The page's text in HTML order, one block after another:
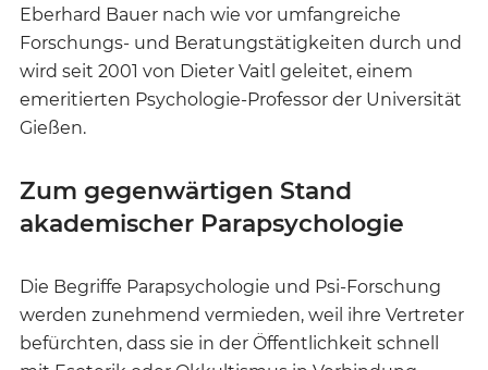
Eberhard Bauer nach wie vor umfangreiche
Forschungs- und Beratungstätigkeiten durch und
wird seit 2001 von Dieter Vaitl geleitet, einem
emeritierten Psychologie-Professor der Universität
Gießen.
Zum gegenwärtigen Stand
akademischer Parapsychologie
Die Begriffe Parapsychologie und Psi-Forschung
werden zunehmend vermieden, weil ihre Vertreter
befürchten, dass sie in der Öffentlichkeit schnell